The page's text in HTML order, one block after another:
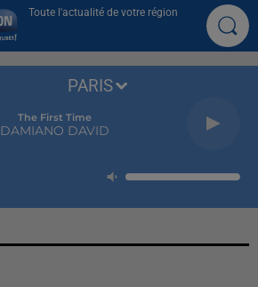
Toute l'actualité de votre région
The First Time
DAMIANO DAVID
PARIS